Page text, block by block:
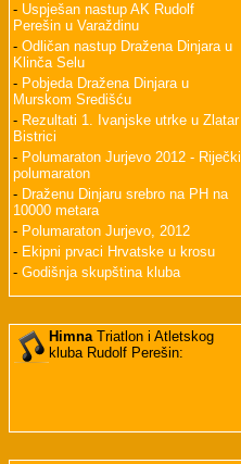
- Uspješan nastup AK Rudolf
Perešin u Varaždinu
- Odličan nastup Dražena Dinjara u
Klinča Selu
- Pobjeda Dražena Dinjara u
Murskom Središću
- Rezultati 1. Ivanjske utrke u Zlatar
Bistrici
- Polumaraton Jurjevo 2012 - Riječki
polumaraton
- Draženu Dinjaru srebro na PH na
10000 metara
- Polumaraton Jurjevo, 2012
- Ekipni prvaci Hrvatske u krosu
- Godišnja skupština kluba
HimnaTriatlon i Atletskog
kluba Rudolf Perešin: